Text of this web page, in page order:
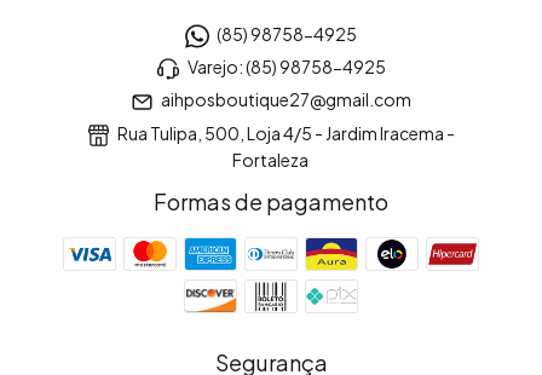
(85) 98758-4925
Varejo: (85) 98758-4925
aihposboutique27@gmail.com
Rua Tulipa, 500, Loja 4/5 - Jardim Iracema -
Fortaleza
Formas de pagamento
Segurança